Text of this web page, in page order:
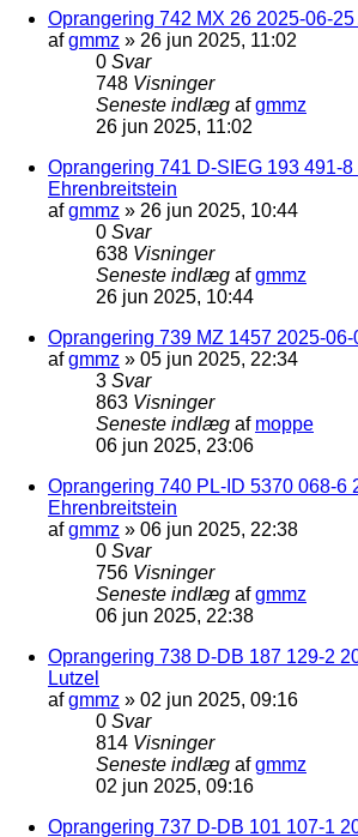
Oprangering 742 MX 26 2025-06-25
afgmmz » 26 jun 2025, 11:02
0 Svar
748 Visninger
Seneste indlæg afgmmz
26 jun 2025, 11:02
Oprangering 741 D-SIEG 193 491-
Ehrenbreitstein
afgmmz » 26 jun 2025, 10:44
0 Svar
638 Visninger
Seneste indlæg afgmmz
26 jun 2025, 10:44
Oprangering 739 MZ 1457 2025-
afgmmz » 05 jun 2025, 22:34
3 Svar
863 Visninger
Seneste indlæg af moppe
06 jun 2025, 23:06
Oprangering 740 PL-ID 5370 068-6
Ehrenbreitstein
afgmmz » 06 jun 2025, 22:38
0 Svar
756 Visninger
Seneste indlæg afgmmz
06 jun 2025, 22:38
Oprangering 738 D-DB 187 129-2
Lutzel
afgmmz » 02 jun 2025, 09:16
0 Svar
814 Visninger
Seneste indlæg afgmmz
02 jun 2025, 09:16
Oprangering 737 D-DB 101 107-1